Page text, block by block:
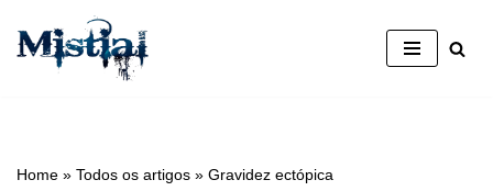
Avançar
Home » Todos os artigos » Gravidez ectópica